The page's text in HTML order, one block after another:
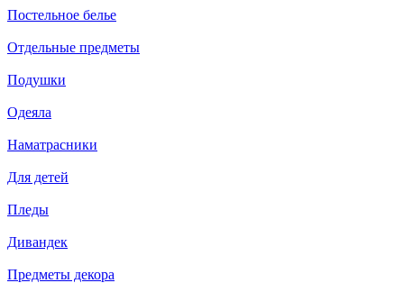
Постельное белье
Отдельные предметы
Подушки
Одеяла
Наматрасники
Для детей
Пледы
Дивандек
Предметы декора